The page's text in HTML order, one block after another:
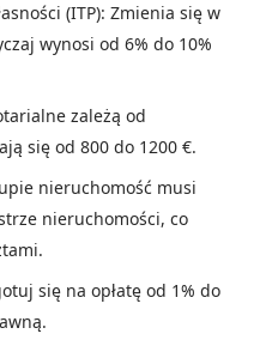
(ITP): Zmienia się w
wynosi od 6% do 10%
zależą od
się od 800 do 1200 €.
nieruchomość musi
nieruchomości, co
się na opłatę od 1% do